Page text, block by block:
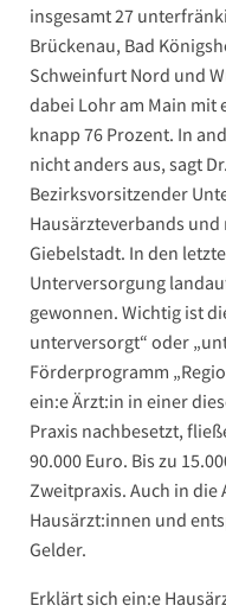
insgesamt 27
Brückenau, Bad
Schweinfurt Nord und
dabei Lohr am Main mit
knapp 76 Prozent. In
nicht anders aus, sagt
Bezirksvorsitzender
Hausärzteverbands
Giebelstadt. In den
Unterversorgung
gewonnen. Wichtig ist
unterversorgt“ oder
Förderprogramm
ein:e Ärzt:in in einer
Praxis nachbesetzt,
90.000 Euro. Bis zu
Zweitpraxis. Auch in
Hausärzt:innen und
Gelder.
Erklärt sich ein:e